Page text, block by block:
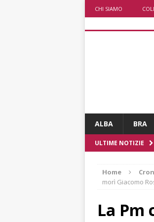
CHI SIAMO
ALBA BRA
ULTIME NOTIZIE
Home
morì Giacomo
La Pm